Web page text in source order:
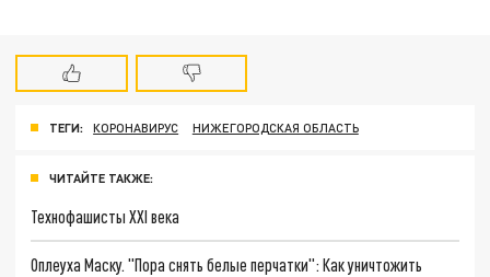
ТЕГИ: КОРОНАВИРУС НИЖЕГОРОДСКАЯ ОБЛАСТЬ
ЧИТАЙТЕ ТАКЖЕ:
Технофашисты XXI века
Оплеуха Маску. "Пора снять белые перчатки": Как уничтожить